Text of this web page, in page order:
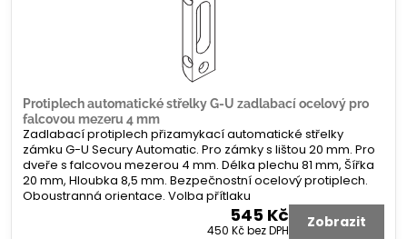
Protiplech automatické střelky G-U zadlabací ocelový pro
falcovou mezeru 4 mm
Zadlabací protiplech přizamykací automatické střelky
zámku G-U Secury Automatic. Pro zámky s lištou 20 mm. Pro
dveře s falcovou mezerou 4 mm. Délka plechu 81 mm, Šířka
20 mm, Hloubka 8,5 mm. Bezpečnostní ocelový protiplech.
Oboustranná orientace. Volba přítlaku
545 Kč
450 Kčbez DPH Zobrazit